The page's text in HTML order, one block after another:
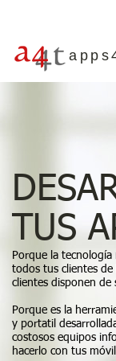
TUS
Porque la
todos tus clientes
clientes disponen de
Porque es la
y portatil
costosos equipos
hacerlo con tus